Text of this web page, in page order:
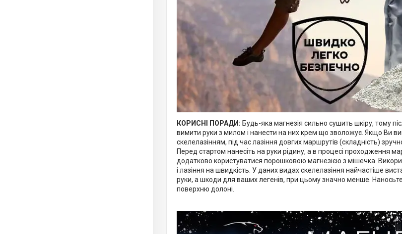
КОРИСНІ ПОРАДИ: Будь-яка магнезія сильно сушить шкіру, тому
вимити руки з милом і нанести на них крем що зволожує. Якщо Ви
скелелазінням, під час лазіння довгих маршрутів (складність)
Перед стартом нанесіть на руки рідину, а в процесі проходження
додатково користуватися порошковою магнезією з мішечка.
і лазіння на швидкість. У даних видах скелелазіння найчастіше
руки, а шкоди для ваших легенів, при цьому значно менше. Наносьте
поверхню долоні.